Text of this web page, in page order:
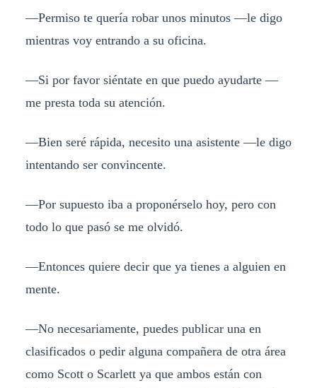
—Permiso te quería robar unos minutos —le digo
mientras voy entrando a su oficina.
—Si por favor siéntate en que puedo ayudarte —
me presta toda su atención.
—Bien seré rápida, necesito una asistente —le digo
intentando ser convincente.
—Por supuesto iba a proponérselo hoy, pero con
todo lo que pasó se me olvidó.
—Entonces quiere decir que ya tienes a alguien en
mente.
—No necesariamente, puedes publicar una en
clasificados o pedir alguna compañera de otra área
como Scott o Scarlett ya que ambos están con